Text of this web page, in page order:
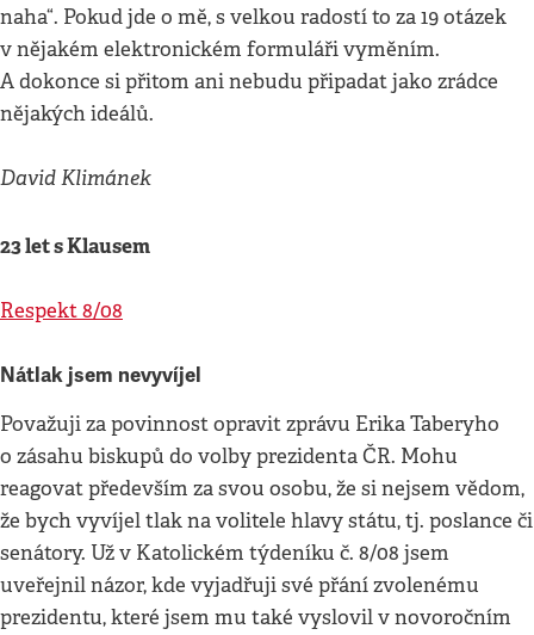
naha“. Pokud jde o mě, s velkou radostí to za 19 otázek
v nějakém elektronickém formuláři vyměním.
A dokonce si přitom ani nebudu připadat jako zrádce
nějakých ideálů.
David Klimánek
23 let s Klausem
Respekt 8/08
Nátlak jsem nevyvíjel
Považuji za povinnost opravit zprávu Erika Taberyho
o zásahu biskupů do volby prezidenta ČR. Mohu
reagovat především za svou osobu, že si nejsem vědom,
že bych vyvíjel tlak na volitele hlavy státu, tj. poslance či
senátory. Už v Katolickém týdeníku č. 8/08 jsem
uveřejnil názor, kde vyjadřuji své přání zvolenému
prezidentu, které jsem mu také vyslovil v novoročním